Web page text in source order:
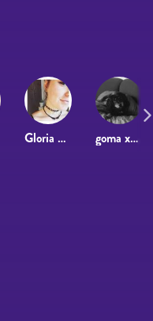
Gloria Soto Paris goma xantana